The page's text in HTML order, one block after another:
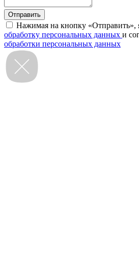
Нажимая на кнопку «Отправить»,
обработку персональных данных и
обработки персональных данных